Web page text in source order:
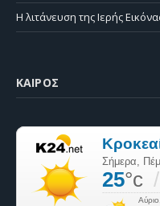
Η λιτάνευση της Ιερής
ΚΑΙΡΌΣ